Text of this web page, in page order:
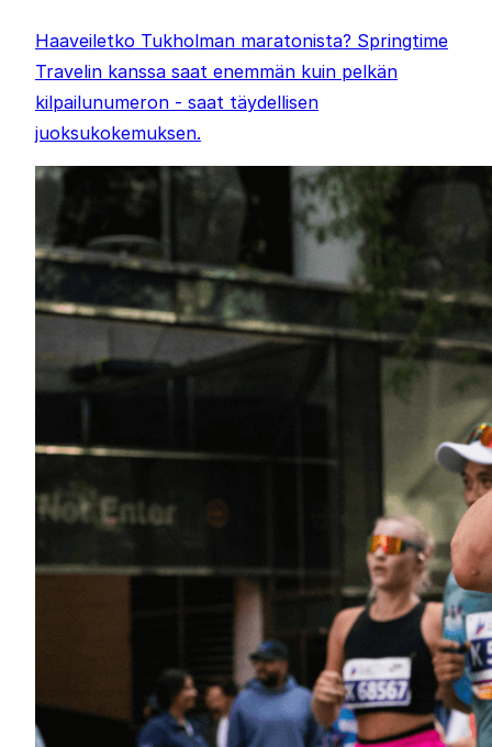
Haaveiletko Tukholman maratonista? Springtime
Travelin kanssa saat enemmän kuin pelkän
kilpailunumeron - saat täydellisen
juoksukokemuksen.